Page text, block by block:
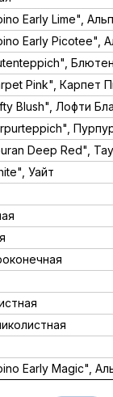
Early Lime",
Early Picotee",
Pink", Карпет
Blush", Лофти
Deep Red",
Уайт
Early Magic",